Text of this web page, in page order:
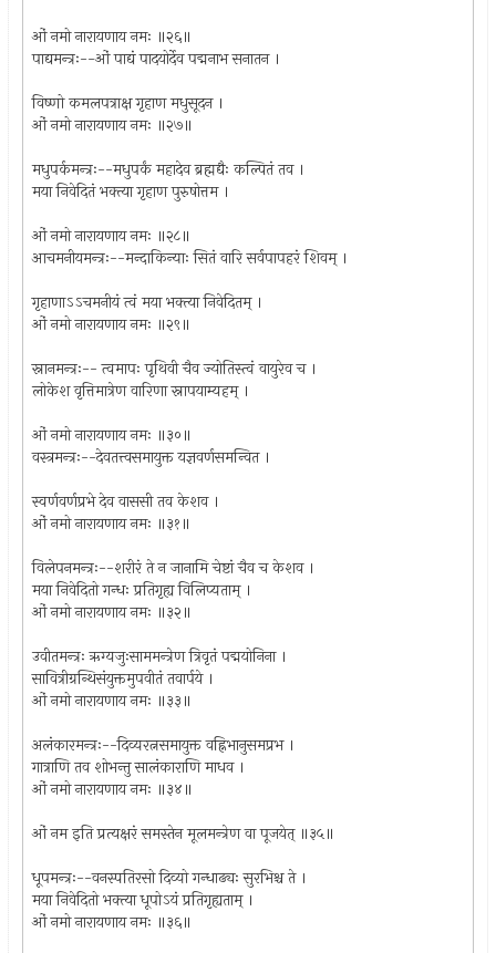
ओं नमो नारायणाय नमः ॥२६॥
पाद्यमन्त्रः--ओं पाद्यं पादयोर्देव पद्मनाभ सनातन ।
विष्णो कमलपत्राक्ष गृहाण मधुसूदन ।
ओं नमो नारायणाय नमः ॥२७॥
मधुपर्कमन्त्रः--मधुपर्कं महादेव ब्रह्मद्यैः कल्पितं तव ।
मया निवेदितं भक्त्या गृहाण पुरुषोत्तम ।
ओं नमो नारायणाय नमः ॥२८॥
आचमनीयमन्त्रः--मन्दाकिन्याः सितं वारि सर्वपापहरं शिवम् ।
गृहाणाऽऽचमनीयं त्वं मया भक्त्या निवेदितम् ।
ओं नमो नारायणाय नमः ॥२९॥
स्नानमन्त्रः-- त्वमापः पृथिवी चैव ज्योतिस्त्वं वायुरेव च ।
लोकेश वृत्तिमात्रेण वारिणा स्नापयाम्यहम् ।
ओं नमो नारायणाय नमः ॥३०॥
वस्त्रमन्त्रः--देवतत्त्वसमायुक्त यज्ञवर्णसमन्वित ।
स्वर्णवर्णप्रभे देव वाससी तव केशव ।
ओं नमो नारायणाय नमः ॥३१॥
विलेपनमन्त्रः--शरीरं ते न जानामि चेष्टां चैव च केशव ।
मया निवेदितो गन्धः प्रतिगृह्य विलिप्यताम् ।
ओं नमो नारायणाय नमः ॥३२॥
उवीतमन्त्रः ऋग्यजुःसाममन्त्रेण त्रिवृतं पद्मयोनिना ।
सावित्रीग्रन्थिसंयुक्तमुपवीतं तवार्पये ।
ओं नमो नारायणाय नमः ॥३३॥
अलंकारमन्त्रः--दिव्यरत्नसमायुक्त वह्निभानुसमप्रभ ।
गात्राणि तव शोभन्तु सालंकाराणि माधव ।
ओं नमो नारायणाय नमः ॥३४॥
ओं नम इति प्रत्यक्षरं समस्तेन मूलमन्त्रेण वा पूजयेत् ॥३५॥
धूपमन्त्रः--वनस्पतिरसो दिव्यो गन्धाढ्यः सुरभिश्च ते ।
मया निवेदितो भक्त्या धूपोऽयं प्रतिगृह्यताम् ।
ओं नमो नारायणाय नमः ॥३६॥